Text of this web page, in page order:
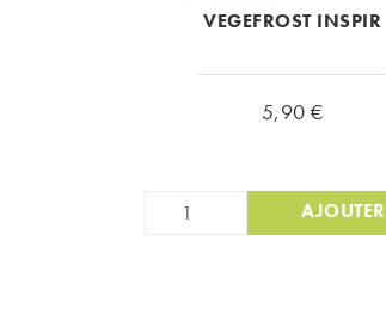
VEGEFROST INSPIR
Prix
5,90 €
AJOUTER